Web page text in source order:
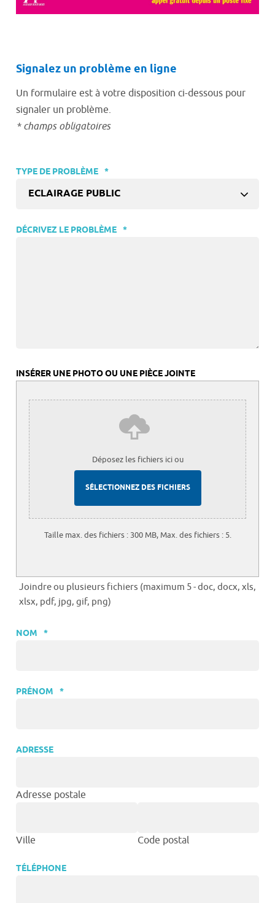
Signalez un problème en ligne
Un formulaire est à votre disposition ci-dessous pour
signaler un problème.
* champs obligatoires
TYPE DE PROBLÈME *
ECLAIRAGE PUBLIC
DÉCRIVEZ LE PROBLÈME *
INSÉRER UNE PHOTO OU UNE PIÈCE JOINTE
Déposez les fichiers ici ou
SÉLECTIONNEZ DES FICHIERS
Taille max. des fichiers : 300 MB, Max. des fichiers : 5.
Joindre ou plusieurs fichiers (maximum 5 - doc, docx, xls,
xlsx, pdf, jpg, gif, png)
NOM *
PRÉNOM *
ADRESSE
Adresse postale
Ville Code postal
TÉLÉPHONE